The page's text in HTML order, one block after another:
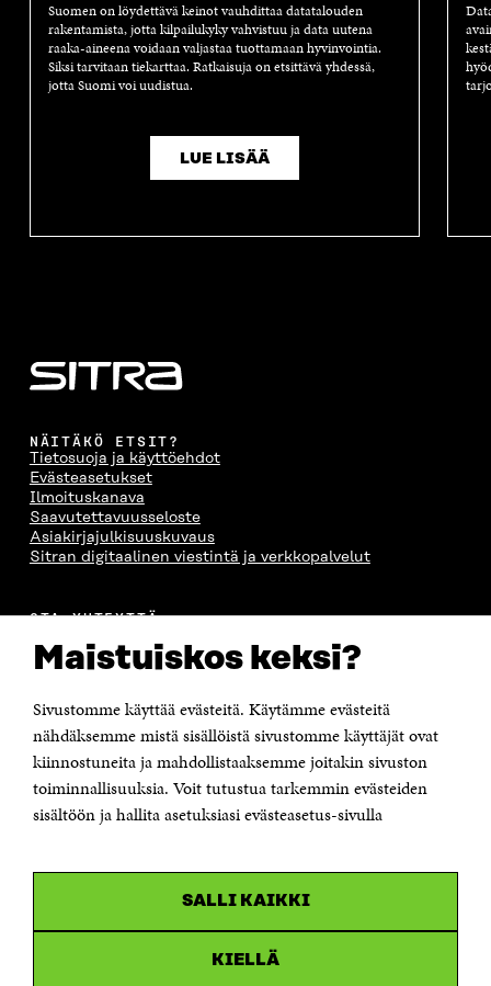
Maistuiskos keksi?
Sivustomme käyttää evästeitä. Käytämme evästeitä
nähdäksemme mistä sisällöistä sivustomme käyttäjät ovat
kiinnostuneita ja mahdollistaaksemme joitakin sivuston
toiminnallisuuksia. Voit tutustua tarkemmin evästeiden
sisältöön ja hallita asetuksiasi evästeasetus-sivulla
SALLI KAIKKI
KIELLÄ
Suomen on löydettävä keinot vauhdittaa datatalouden
rakentamista, jotta kilpailukyky vahvistuu ja data uutena
raaka-aineena voidaan valjastaa tuottamaan hyvinvointia.
Siksi tarvitaan tiekarttaa. Ratkaisuja on etsittävä yhdessä,
jotta Suomi voi uudistua.
LUE LISÄÄ
NÄITÄKÖ ETSIT?
Tietosuoja ja käyttöehdot
Evästeasetukset
Ilmoituskanava
Saavutettavuusseloste
Asiakirjajulkisuuskuvaus
Sitran digitaalinen viestintä ja verkkopalvelut
OTA YHTEYTTÄ
Itämerenkatu 11-13, PL 160,
00181 Helsinki
Puhelin +358 294 618 991
Sähköpostiosoite
Saapumisohjeet
Y-tunnus 0202132-3
uudessa